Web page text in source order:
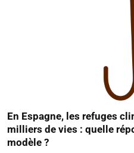
En Espagne, les refuges
milliers de vies : quelle
modèle ?